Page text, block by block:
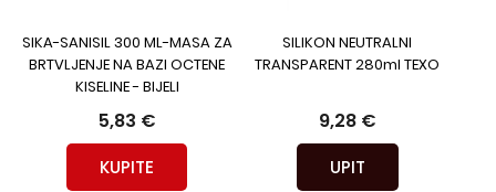
SIKA-SANISIL 300 ML-MASA ZA
BRTVLJENJE NA BAZI OCTENE
KISELINE - BIJELI
5,83 €
KUPITE
SILIKON NEUTRALNI
TRANSPARENT 280ml TEXO
9,28 €
UPIT